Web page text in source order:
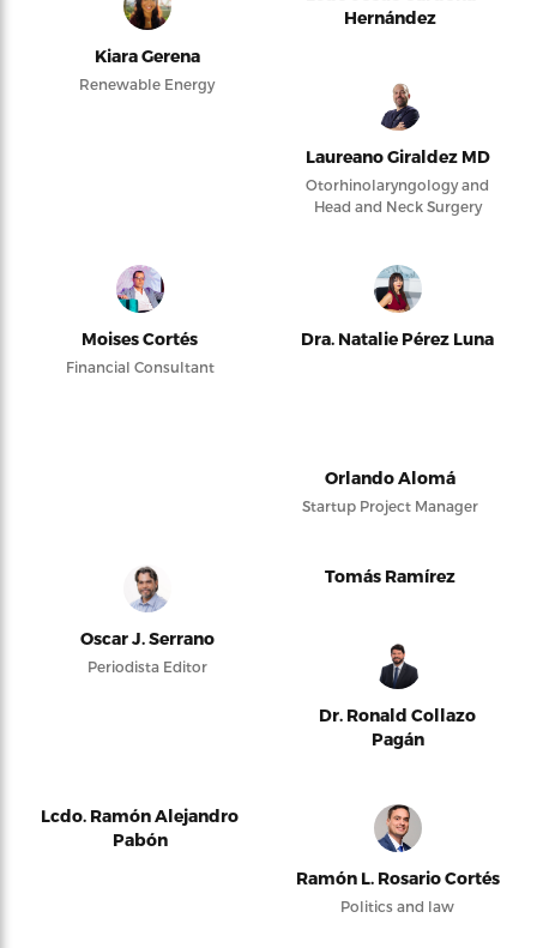
Kiara Gerena
Renewable Energy
Hernández
Laureano Giraldez MD
Otorhinolaryngology and
Head and Neck Surgery
Moises Cortés
Financial Consultant
Dra. Natalie Pérez Luna
Orlando Alomá
Startup Project Manager
Oscar J. Serrano
Periodista Editor
Tomás Ramírez
Dr. Ronald Collazo
Pagán
Lcdo. Ramón Alejandro
Pabón
Ramón L. Rosario Cortés
Politics and law